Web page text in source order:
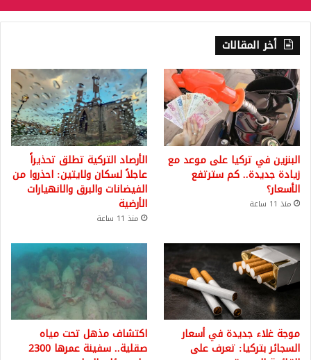
أخر المقالات
البنزين في تركيا على موعد مع
زيادة جديدة.. كم سترتفع
الأسعار؟
منذ 11 ساعة
الأرصاد التركية تطلق تحذيراً
عاجلاً لسكان ولايتين: احذروا من
الفيضانات والبرق والانهيارات
الأرضية
منذ 11 ساعة
موجة غلاء جديدة في أسعار
السجائر بتركيا: تعرف على
اكتشاف مذهل تحت مياه
صقلية.. سفينة عمرها 2300